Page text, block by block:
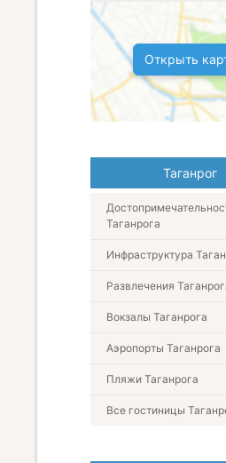
Открыть
Таганрог
Таганрога
Инфраструктура
Развлечения
Вокзалы Таганрога
Аэропорты Таганрога
Пляжи Таганрога
Все гостиницы